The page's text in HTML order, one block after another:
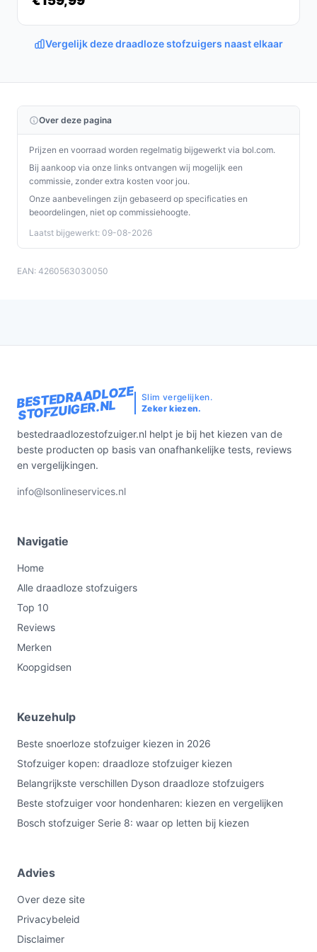
stofzakken.
Ontdek alle specificaties en vergelijk prijzen op
past bij jouw behoeften!
Vergelijk deze draadloze stofzuigers naast elkaar
Over deze pagina
Prijzen en voorraad worden regelmatig bijgewerkt via bol.com.
Bij aankoop via onze links ontvangen wij mogelijk een
commissie, zonder extra kosten voor jou.
Onze aanbevelingen zijn gebaseerd op specificaties en
beoordelingen, niet op commissiehoogte.
Laatst bijgewerkt: 09-08-2026
EAN: 4260563030050
BESTEDRAADLOZE
STOFZUIGER.NL
Slim vergelijken.
Zeker kiezen.
bestedraadlozestofzuiger.nl helpt je bij het kiezen van de
beste producten op basis van onafhankelijke tests, reviews
en vergelijkingen.
info@lsonlineservices.nl
Navigatie
Home
Alle draadloze stofzuigers
Top 10
Reviews
Merken
Koopgidsen
Keuzehulp
Beste snoerloze stofzuiger kiezen in 2026
Stofzuiger kopen: draadloze stofzuiger kiezen
Belangrijkste verschillen Dyson draadloze stofzuigers
Beste stofzuiger voor hondenharen: kiezen en vergelijken
Bosch stofzuiger Serie 8: waar op letten bij kiezen
Advies
Over deze site
Privacybeleid
Disclaimer